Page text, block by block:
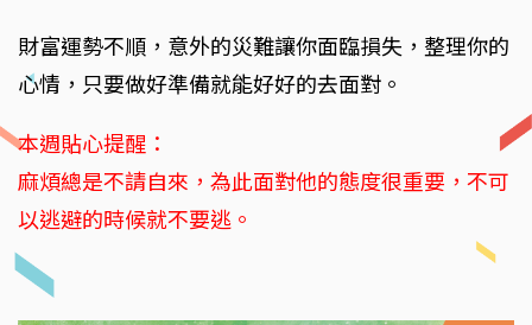
財富運勢不順，意外的災難讓你面臨損失，整理你的
心情，只要做好準備就能好好的去面對。
本週貼心提醒：
麻煩總是不請自來，為此面對他的態度很重要，不可
以逃避的時候就不要逃。